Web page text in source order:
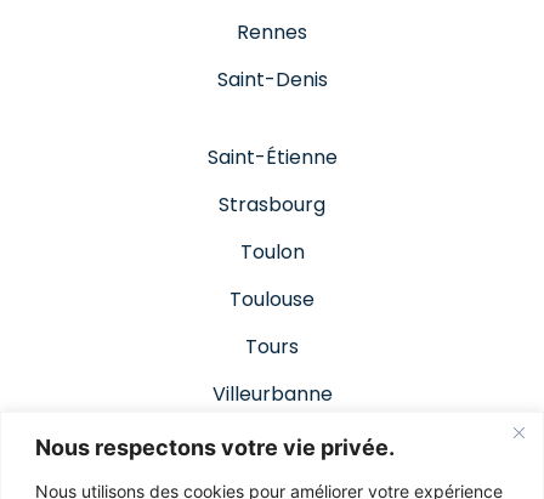
Nous respectons votre vie privée.
Nous utilisons des cookies pour améliorer votre expérience
Rennes
Saint-Denis
Saint-Étienne
Strasbourg
Toulon
Toulouse
Tours
Villeurbanne